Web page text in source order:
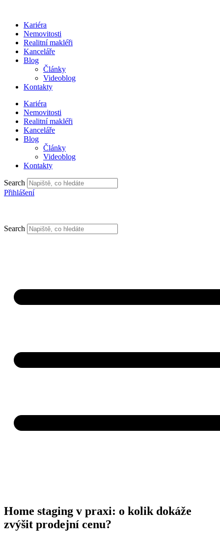
obsahuKariéra
Nemovitosti
Realitní makléři
Kanceláře
Blog
Články
Videoblog
Kontakty
Kariéra
Nemovitosti
Realitní makléři
Kanceláře
Blog
Články
Videoblog
Kontakty
Search
Přihlášení
Search
Home staging v praxi: o kolik dokáže
zvýšit prodejní cenu?